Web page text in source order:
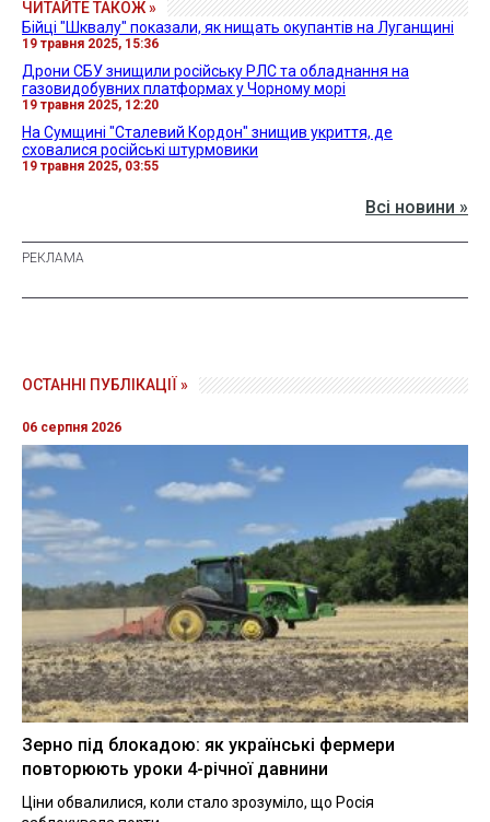
ЧИТАЙТЕ ТАКОЖ »
Бійці "Шквалу" показали, як нищать окупантів на Луганщині
19 травня 2025, 15:36
Дрони СБУ знищили російську РЛС та обладнання на
газовидобувних платформах у Чорному морі
19 травня 2025, 12:20
На Сумщині "Сталевий Кордон" знищив укриття, де
сховалися російські штурмовики
19 травня 2025, 03:55
Всі новини »
ОСТАННІ ПУБЛІКАЦІЇ »
06 серпня 2026
Зерно під блокадою: як українські фермери
повторюють уроки 4-річної давнини
Ціни обвалилися, коли стало зрозуміло, що Росія